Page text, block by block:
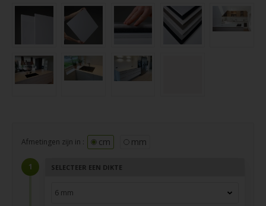
Afmetingen zijn in : cm mm
SELECTEER EEN DIKTE